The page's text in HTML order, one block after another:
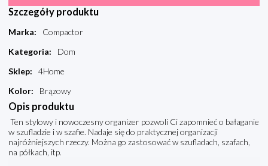
Szczegóły produktu
Marka:
Compactor
Kategoria:
Dom
Sklep:
4Home
Kolor: Brązowy
Opis produktu
Ten stylowy i nowoczesny organizer pozwoli Ci zapomnieć o bałaganie
w szufladzie i w szafie. Nadaje się do praktycznej organizacji
najróżniejszych rzeczy. Można go zastosować w szufladach, szafach,
na półkach, itp.